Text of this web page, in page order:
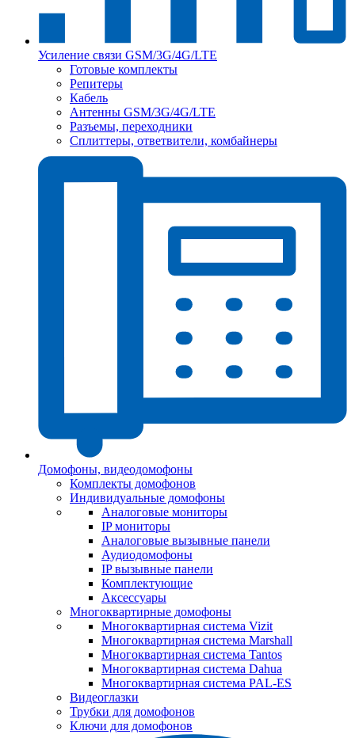
Усиление связи GSM/3G/4G/LTE
Готовые комплекты
Репитеры
Кабель
Антенны GSM/3G/4G/LTE
Разъемы, переходники
Сплиттеры, ответвители, комбайнеры
Домофоны, видеодомофоны
Комплекты домофонов
Индивидуальные домофоны
Аналоговые мониторы
IP мониторы
Аналоговые вызывные панели
Аудиодомофоны
IP вызывные панели
Комплектующие
Аксессуары
Многоквартирные домофоны
Многоквартирная система Vizit
Многоквартирная система Marshall
Многоквартирная система Tantos
Многоквартирная система Dahua
Многоквартирная система PAL-ES
Видеоглазки
Трубки для домофонов
Ключи для домофонов